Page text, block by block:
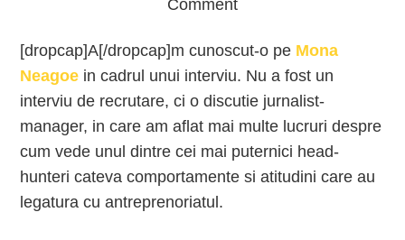
Comment
[dropcap]A[/dropcap]m cunoscut-o pe Mona
Neagoe in cadrul unui interviu. Nu a fost un
interviu de recrutare, ci o discutie jurnalist-
manager, in care am aflat mai multe lucruri despre
cum vede unul dintre cei mai puternici head-
hunteri cateva comportamente si atitudini care au
legatura cu antreprenoriatul.